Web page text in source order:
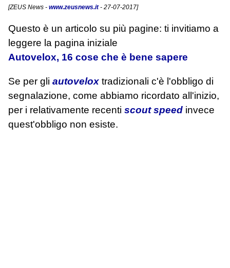
[ZEUS News - www.zeusnews.it- 27-07-2017]
Questo è un articolo su più pagine: ti invitiamo a
leggere la pagina iniziale
Autovelox, 16 cose che è bene sapere
Se per gli autovelox tradizionali c'è l'obbligo di
segnalazione, come abbiamo ricordato all'inizio,
per i relativamente recenti scout speed invece
quest'obbligo non esiste.